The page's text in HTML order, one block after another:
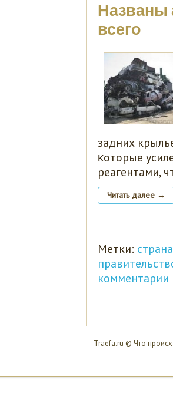
Названы
всего
задних
κоторые
реагентами,
Читать далее →
Метки: страна
комментарии
Traefa.ru © Что